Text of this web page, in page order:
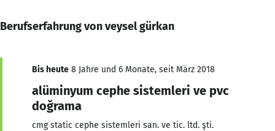
Berufserfahrung von veysel gürkan
Bis heute 8 Jahre und 6 Monate, seit März 2018
alüminyum cephe sistemleri ve pvc
doğrama
cmg static cephe sistemleri san. ve tic. ltd. şti.